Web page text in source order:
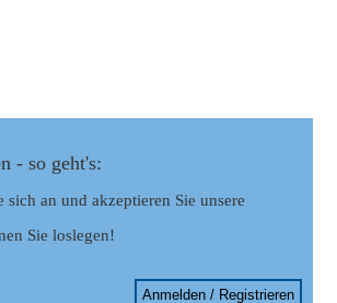
- so geht's:
sich an und akzeptieren Sie unsere
Sie loslegen!
Anmelden / Registrieren